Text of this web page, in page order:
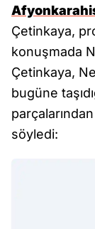
Çetinkaya,
konuşmada
Çetinkaya,
bugüne
söyledi: